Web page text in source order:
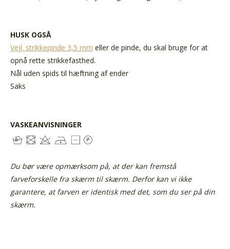
HUSK OGSÅ
Vejl. strikkepinde 3,5 mm eller de pinde, du skal bruge for at
opnå rette strikkefasthed.
Nål uden spids til hæftning af ender
Saks
VASKEANVISNINGER
Du bør være opmærksom på, at der kan fremstå
farveforskelle fra skærm til skærm. Derfor kan vi ikke
garantere, at farven er identisk med det, som du ser på din
skærm.